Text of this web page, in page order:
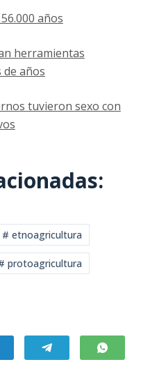
años
herramientas
de años
tuvieron sexo con
# etnoagricultura
protoagricultura